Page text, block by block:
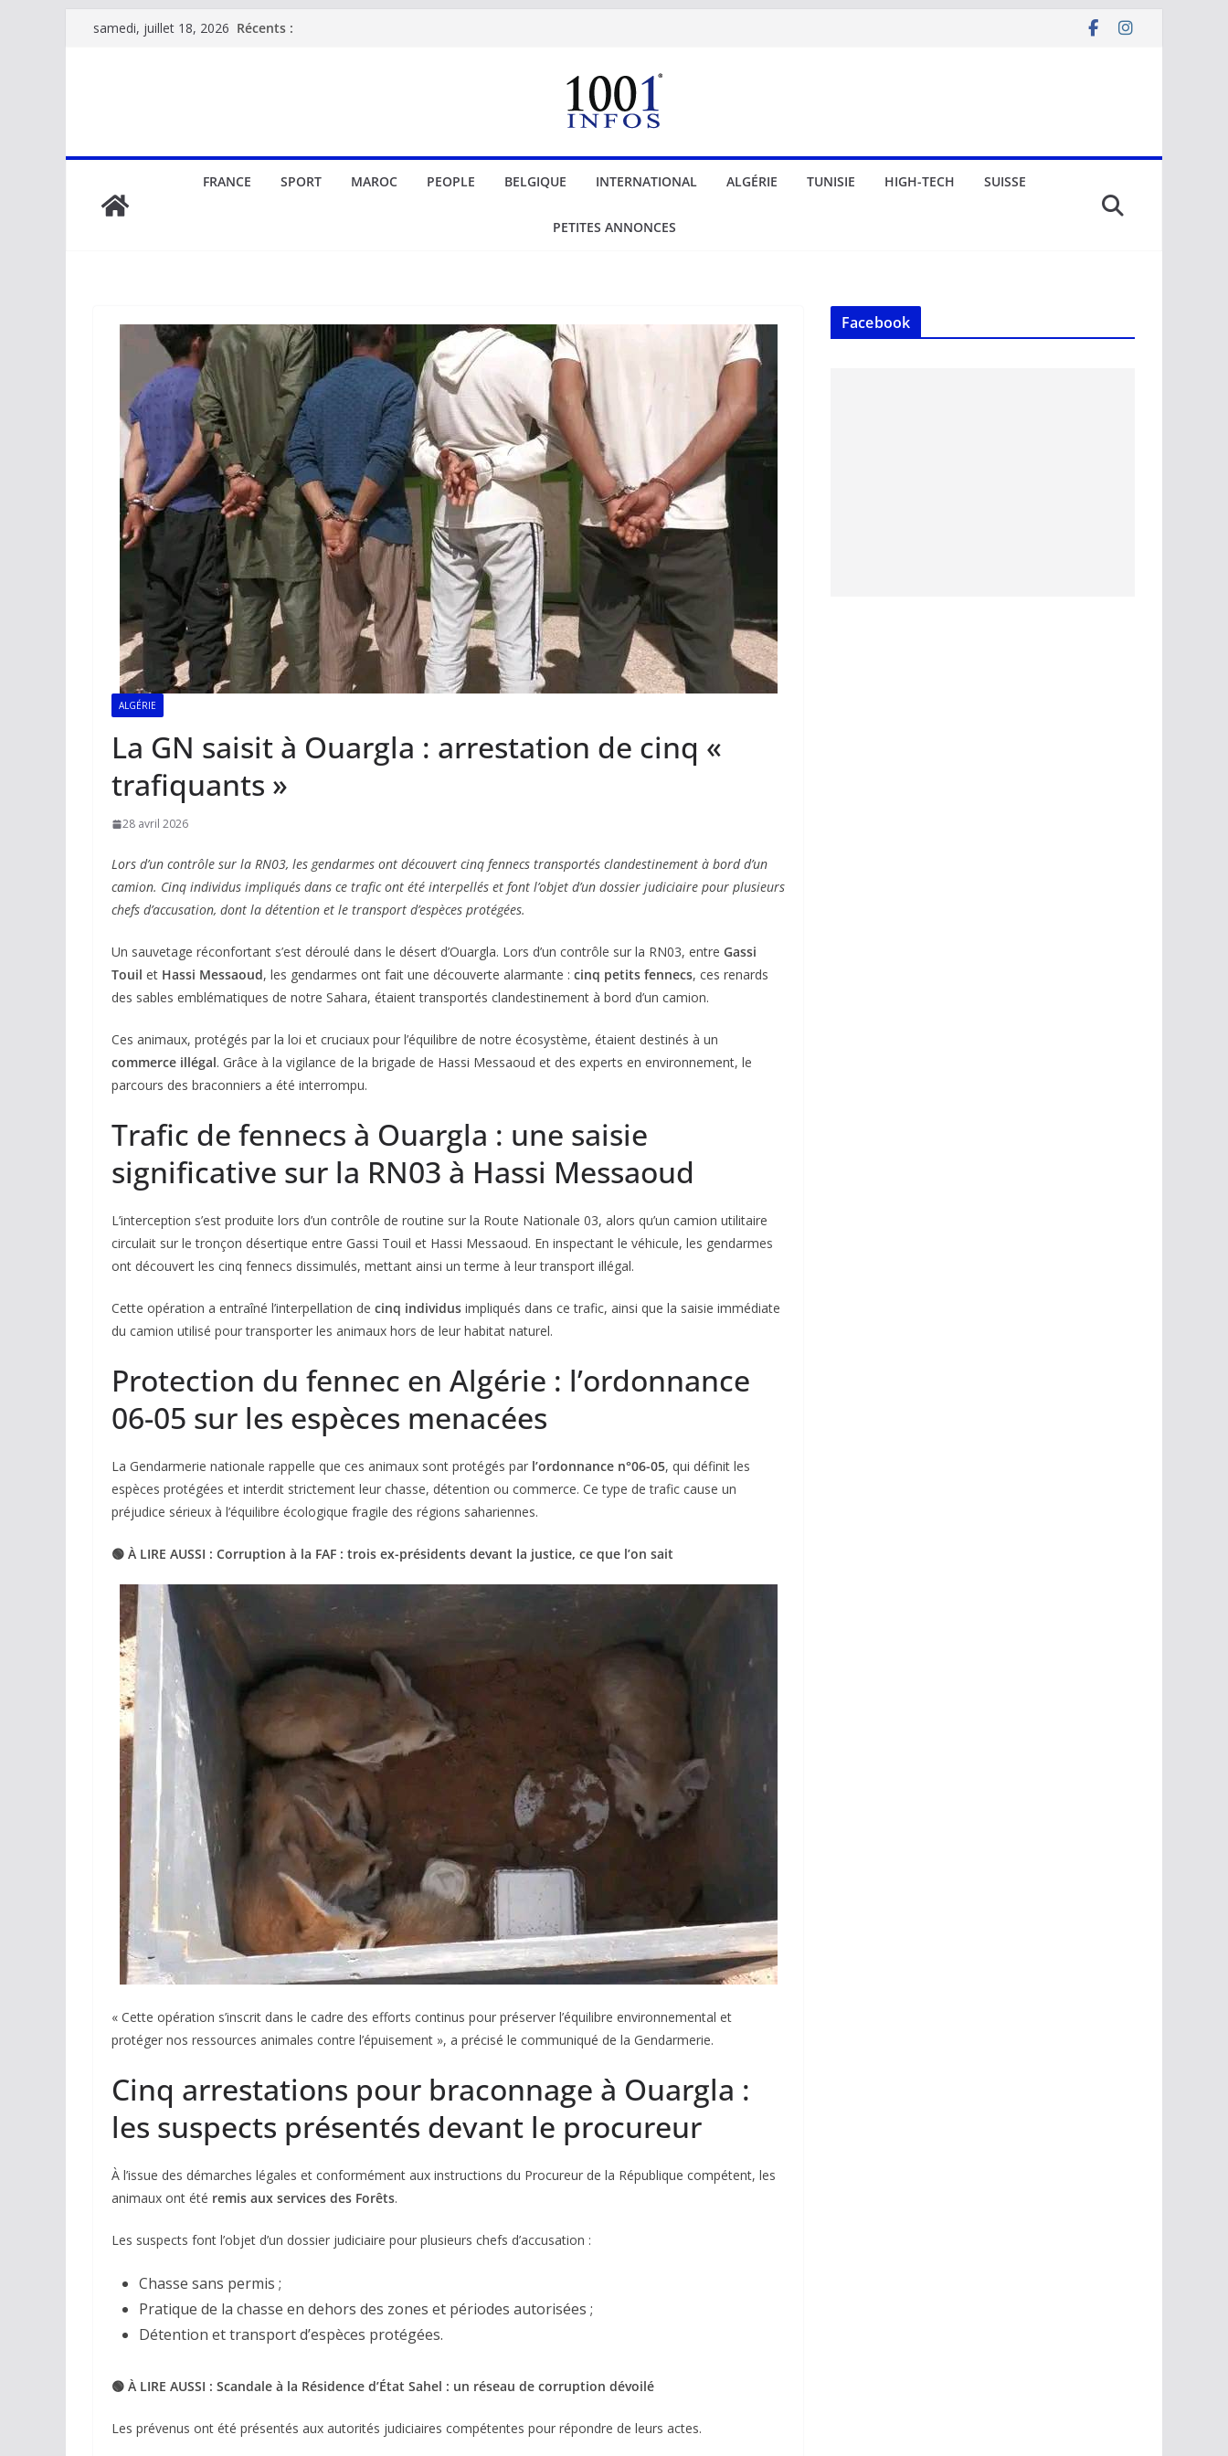
Passersamedi, juillet 18, 2026 Récents :
FRANCE SPORT MAROC PEOPLE BELGIQUE INTERNATIONAL ALGÉRIE TUNISIE HIGH-TECH SUISSE
PETITES ANNONCES
ALGÉRIE
La GN saisit à Ouargla : arrestation de cinq «
trafiquants »
28 avril 2026
Lors d’un contrôle sur la RN03, les gendarmes ont découvert cinq fennecs transportés clandestinement à bord d’un
camion. Cinq individus impliqués dans ce trafic ont été interpellés et font l’objet d’un dossier judiciaire pour plusieurs
chefs d’accusation, dont la détention et le transport d’espèces protégées.
Un sauvetage réconfortant s’est déroulé dans le désert d’Ouargla. Lors d’un contrôle sur la RN03, entre Gassi
Touil et Hassi Messaoud, les gendarmes ont fait une découverte alarmante : cinq petits fennecs, ces renards
des sables emblématiques de notre Sahara, étaient transportés clandestinement à bord d’un camion.
Ces animaux, protégés par la loi et cruciaux pour l’équilibre de notre écosystème, étaient destinés à un
commerce illégal. Grâce à la vigilance de la brigade de Hassi Messaoud et des experts en environnement, le
parcours des braconniers a été interrompu.
Trafic de fennecs à Ouargla : une saisie
significative sur la RN03 à Hassi Messaoud
L’interception s’est produite lors d’un contrôle de routine sur la Route Nationale 03, alors qu’un camion utilitaire
circulait sur le tronçon désertique entre Gassi Touil et Hassi Messaoud. En inspectant le véhicule, les gendarmes
ont découvert les cinq fennecs dissimulés, mettant ainsi un terme à leur transport illégal.
Cette opération a entraîné l’interpellation de cinq individus impliqués dans ce trafic, ainsi que la saisie immédiate
du camion utilisé pour transporter les animaux hors de leur habitat naturel.
Protection du fennec en Algérie : l’ordonnance
06-05 sur les espèces menacées
La Gendarmerie nationale rappelle que ces animaux sont protégés par l’ordonnance n°06-05, qui définit les
espèces protégées et interdit strictement leur chasse, détention ou commerce. Ce type de trafic cause un
préjudice sérieux à l’équilibre écologique fragile des régions sahariennes.
🟢 À LIRE AUSSI : Corruption à la FAF : trois ex-présidents devant la justice, ce que l’on sait
« Cette opération s’inscrit dans le cadre des efforts continus pour préserver l’équilibre environnemental et
protéger nos ressources animales contre l’épuisement », a précisé le communiqué de la Gendarmerie.
Cinq arrestations pour braconnage à Ouargla :
les suspects présentés devant le procureur
À l’issue des démarches légales et conformément aux instructions du Procureur de la République compétent, les
animaux ont été remis aux services des Forêts.
Les suspects font l’objet d’un dossier judiciaire pour plusieurs chefs d’accusation :
Chasse sans permis ;
Pratique de la chasse en dehors des zones et périodes autorisées ;
Détention et transport d’espèces protégées.
🟢 À LIRE AUSSI : Scandale à la Résidence d’État Sahel : un réseau de corruption dévoilé
Les prévenus ont été présentés aux autorités judiciaires compétentes pour répondre de leurs actes.
Facebook